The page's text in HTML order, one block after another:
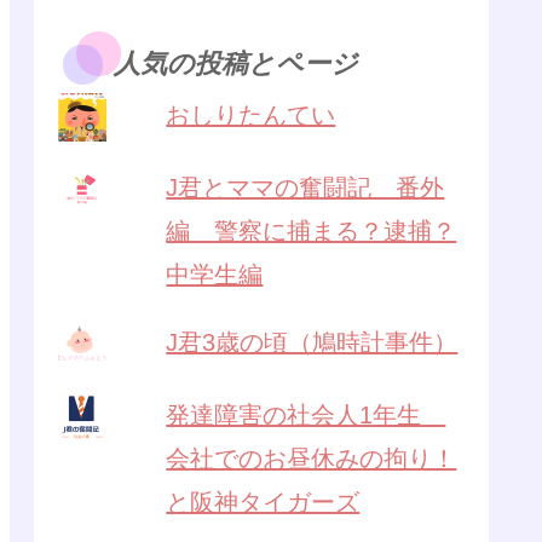
人気の投稿とページ
おしりたんてい
J君とママの奮闘記 番外
編 警察に捕まる？逮捕？
中学生編
J君3歳の頃（鳩時計事件）
発達障害の社会人1年生
会社でのお昼休みの拘り！
と阪神タイガーズ